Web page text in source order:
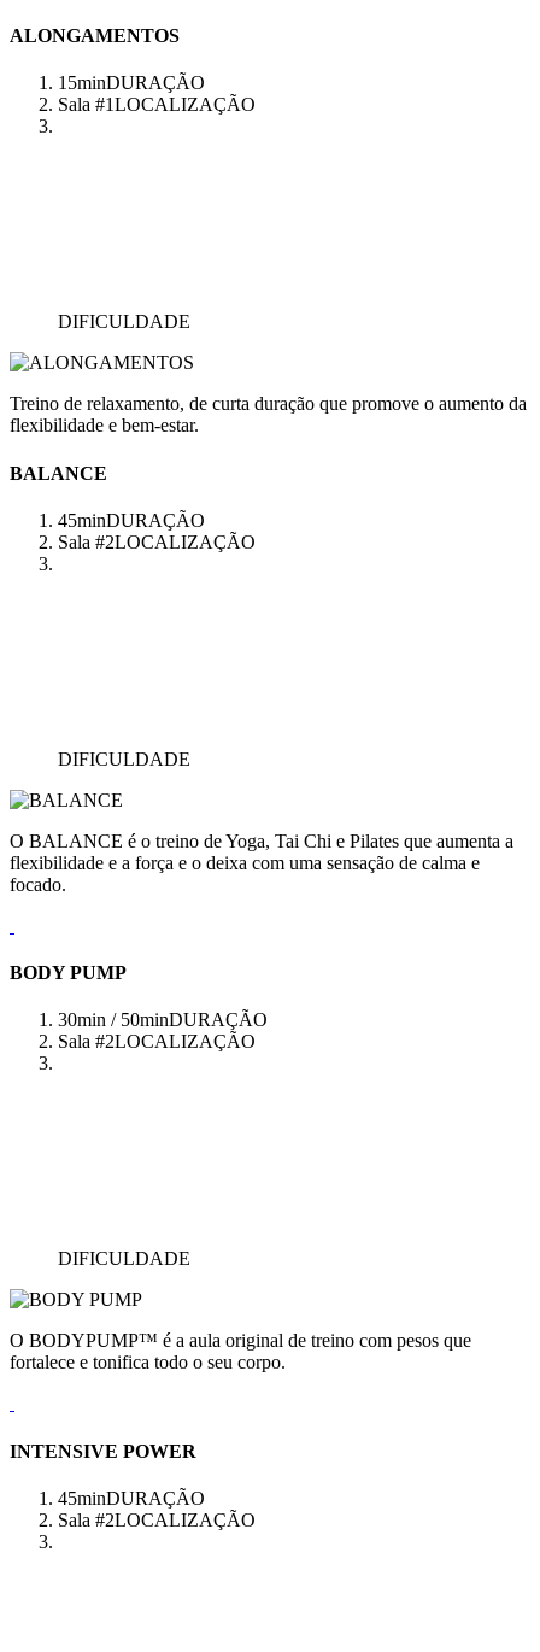
ALONGAMENTOS
15minDURAÇÃO
Sala #1LOCALIZAÇÃO
DIFICULDADE
Treino de relaxamento, de curta duração que promove o aumento da
flexibilidade e bem-estar.
BALANCE
45minDURAÇÃO
Sala #2LOCALIZAÇÃO
DIFICULDADE
O BALANCE é o treino de Yoga, Tai Chi e Pilates que aumenta a
flexibilidade e a força e o deixa com uma sensação de calma e
focado.
BODY PUMP
30min / 50minDURAÇÃO
Sala #2LOCALIZAÇÃO
DIFICULDADE
O BODYPUMP™ é a aula original de treino com pesos que
fortalece e tonifica todo o seu corpo.
INTENSIVE POWER
45minDURAÇÃO
Sala #2LOCALIZAÇÃO